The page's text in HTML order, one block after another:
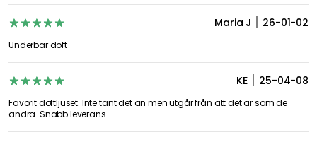
Maria J 26-01-02
Underbar doft
KE 25-04-08
Favorit doftljuset. Inte tänt det än men utgår från att det är som de
andra. Snabb leverans.